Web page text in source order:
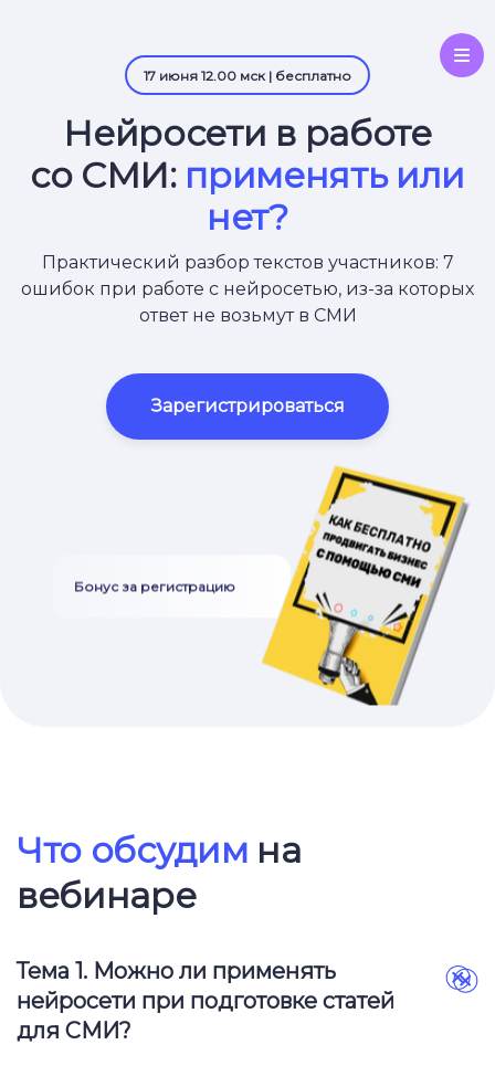
17 июня 12.00 мск | бесплатно
Нейросети в работе
со СМИ: применять или
нет?
Практический разбор текстов участников: 7
ошибок при работе с нейросетью, из-за которых
ответ не возьмут в СМИ
Зарегистрироваться
Бонус за регистрацию
Что обсудим на
вебинаре
Тема 1. Можно ли применять
нейросети при подготовке статей
для СМИ?